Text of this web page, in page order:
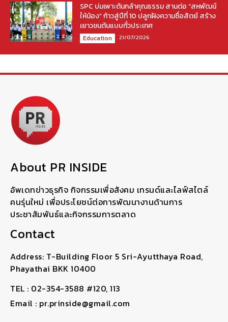
SPC บ่มเพาะต้นกล้าคุณธรรม สานต่อ “สหพัฒน์
ให้น้อง” ก้าวสู่ปีที่ 10 ปลูกฝังความซื่อสัตย์ สร้าง
เยาวชนต้นแบบทั่วประเทศ
Education 21/07/2026
About PR INSIDE
อัพเดทข่าวธุรกิจ กิจกรรมเพื่อสังคม เทรนด์และไลฟ์สไตล์
คนรุ่นใหม่ เพื่อประโยชน์ต่อการพัฒนางานด้านการ
ประชาสัมพันธ์และกิจกรรมการตลาด
Contact
Address: T-Building Floor 5 Sri-Ayutthaya Road,
Phayathai BKK 10400
TEL : 02-354-3588 #120, 113
Email : pr.prinside@gmail.com